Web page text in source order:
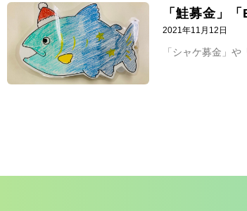
「鮭募金」
2021年11月12日
「シャケ募金」